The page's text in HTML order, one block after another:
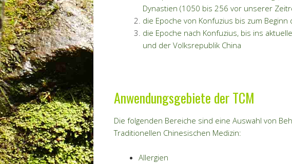
Dynastien (1050 bis 256 vor unserer
die Epoche von Konfuzius bis zum
die Epoche nach Konfuzius, bis ins
und der Volksrepublik China
Anwendungsgebiete der TCM
Die folgenden Bereiche sind eine Auswahl von
Traditionellen Chinesischen Medizin:
Allergien